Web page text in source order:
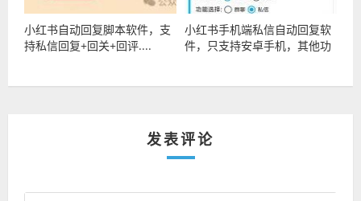
小红书自动回复脚本软件，支
持私信回复+回关+回评....
小红书手机端私信自动回复软
件，只支持安卓手机，其他功
发表评论